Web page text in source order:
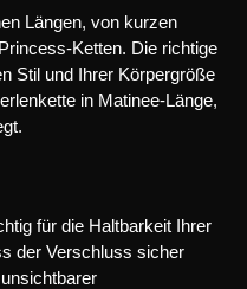
Längen, von kurzen
Ketten. Die richtige
Stil und Ihrer Körpergröße
in Matinee-Länge,
für die Haltbarkeit Ihrer
der Verschluss sicher